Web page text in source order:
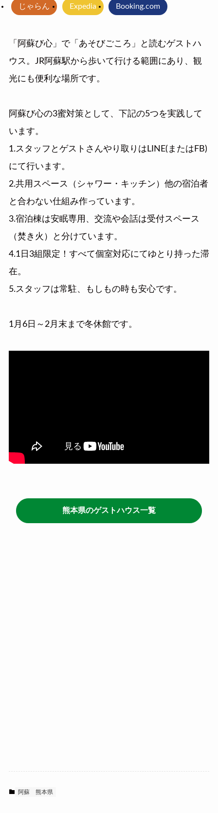
じゃらん Expedia Booking.com
「阿蘇び心」で「あそびごころ」と読むゲストハ
ウス。JR阿蘇駅から歩いて行ける範囲にあり、観
光にも便利な場所です。
阿蘇び心の3蜜対策として、下記の5つを実践して
います。
1.スタッフとゲストさんやり取りはLINE(またはFB)
にて行います。
2.共用スペース（シャワー・キッチン）他の宿泊者
と合わない仕組み作っています。
3.宿泊棟は安眠専用、交流や会話は受付スペース
（焚き火）と分けています。
4.1日3組限定！すべて個室対応にてゆとり持った滞
在。
5.スタッフは常駐、もしもの時も安心です。
1月6日～2月末まで冬休館です。
熊本県のゲストハウス一覧
阿蘇 熊本県